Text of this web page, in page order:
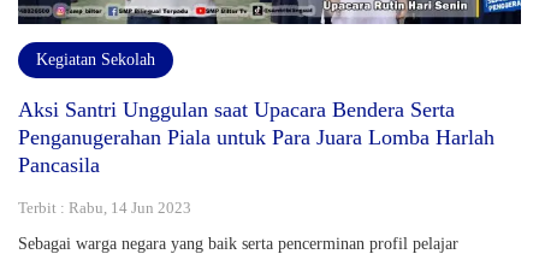
Kegiatan Sekolah
Aksi Santri Unggulan saat Upacara Bendera Serta
Penganugerahan Piala untuk Para Juara Lomba Harlah
Pancasila
Terbit : Rabu, 14 Jun 2023
Sebagai warga negara yang baik serta pencerminan profil pelajar